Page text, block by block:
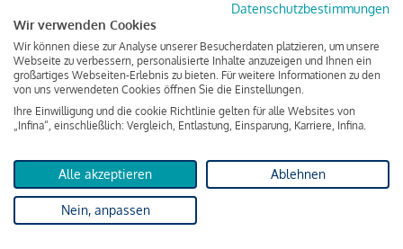
Zu zahlender Gesamtbetrag
Kreditvermittler
INFINA Credit
Broker GmbH
von 237.000 Euro ausgezahlt, um die Wohnung zu kaufen.
Darüber hinaus fallen aber noch einige Gebühren an (z. B. die
Grundbucheintragungsgebühr), sodass die Bank den
Datenschutzbestimmungen
Wir verwenden Cookies
Wir können diese zur Analyse unserer Besucherdaten platzieren, um unsere
Webseite zu verbessern, personalisierte Inhalte anzuzeigen und Ihnen ein
großartiges Webseiten-Erlebnis zu bieten. Für weitere Informationen zu den
von uns verwendeten Cookies öffnen Sie die Einstellungen.
Ihre Einwilligung und die cookie Richtlinie gelten für alle Websites von
„Infina“, einschließlich: Vergleich, Entlastung, Einsparung, Karriere, Infina.
Alle akzeptieren Ablehnen
Nein, anpassen